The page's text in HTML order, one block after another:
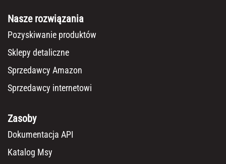
Nasze rozwiązania
Pozyskiwanie produktów
Sklepy detaliczne
Sprzedawcy Amazon
Sprzedawcy internetowi
Zasoby
Dokumentacja API
Katalog Msy